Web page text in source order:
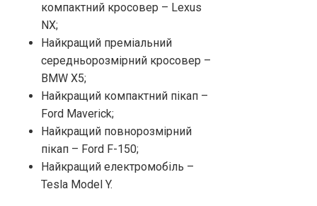
компактний кросовер – Lexus
NX;
Найкращий преміальний
середньорозмірний кросовер –
BMW X5;
Найкращий компактний пікап –
Ford Maverick;
Найкращий повнорозмірний
пікап – Ford F-150;
Найкращий електромобіль –
Tesla Model Y.